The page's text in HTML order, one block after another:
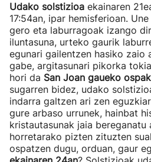
Udako solstizioa ekainaren
17:54an, ipar hemisferioan.
gero eta laburragoak izango
iluntasuna, urteko gaurik
egunari gailentzen hasiko zaio
gabe, argitasunari pikorka
hori da San Joan gaueko
sugarren bidez, udako
indarra galtzen ari zen
gure arbaso urrunek, hainbat
kristautasunak jaia bereganatu
horretarako pizten zituzten
ospatzen dugu, orduan, gaur